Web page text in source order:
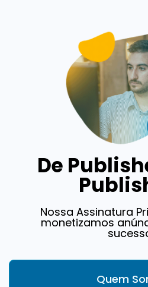
De
Nossa Assinatura
monetizamos
Quem